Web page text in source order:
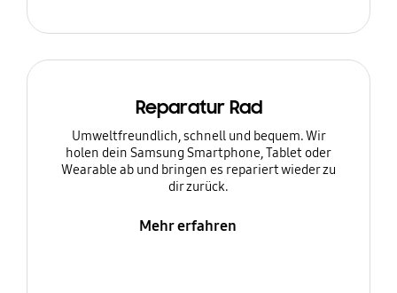
Reparatur Rad
Umweltfreundlich, schnell und bequem. Wir
holen dein Samsung Smartphone, Tablet oder
Wearable ab und bringen es repariert wieder zu
dir zurück.
Mehr erfahren